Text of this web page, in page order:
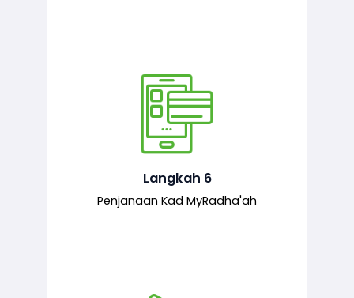
Langkah 6
Penjanaan Kad MyRadha'ah
Setelah permohonan diluluskan, kad
MyRadha’ah akan dijana.